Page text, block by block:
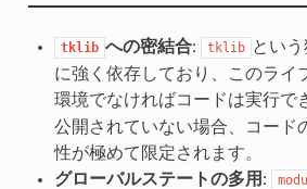
tklib への密結合: tklib とい
に強く依存しており、このライ
環境でなければコードは実行で
公開されていない場合、コード
性が極めて限定されます。
グローバルステートの多用 :